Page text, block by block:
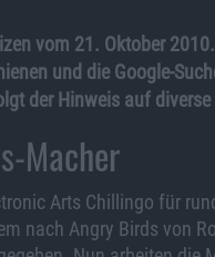
vom 21. Oktober
und die Google-
der Hinweis auf
Macher
Arts Chillingo für
nach Angry Birds von